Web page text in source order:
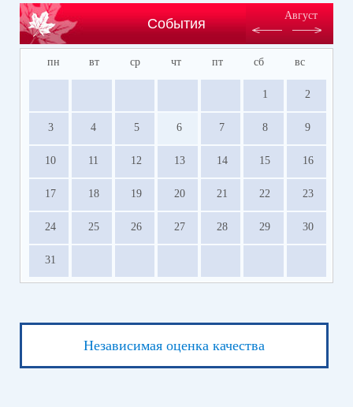
События
Август
пн вт ср чт пт сб вс
1 2
3 4 5 6 7 8 9
10 11 12 13 14 15 16
17 18 19 20 21 22 23
24 25 26 27 28 29 30
31
Независимая оценка качества